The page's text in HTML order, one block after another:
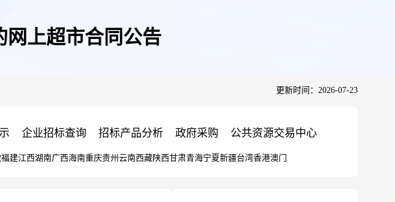
网上超市合同公告
更新时间：2026-07-23
企业招标查询 招标产品分析 政府采购 公共资源交易中心
福建江西湖南广西海南重庆贵州 云南西藏陕西甘肃青海宁夏新疆台湾香港澳门